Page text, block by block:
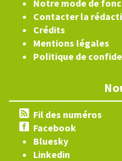
Notre mode de
Contacter la
Crédits
Mentions légales
Politique de
Fil des numéros
Facebook
Bluesky
Linkedin